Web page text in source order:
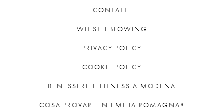
CONTATTI
WHISTLEBLOWING
PRIVACY POLICY
COOKIE POLICY
BENESSERE E FITNESS A MODENA
COSA PROVARE IN EMILIA ROMAGNA?